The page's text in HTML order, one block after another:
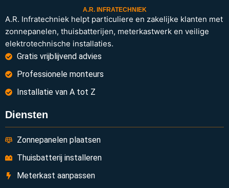
A.R. INFRATECHNIEK
A.R. Infratechniek helpt particuliere en zakelijke klanten met
zonnepanelen, thuisbatterijen, meterkastwerk en veilige
elektrotechnische installaties.
Gratis vrijblijvend advies
Professionele monteurs
Installatie van A tot Z
Diensten
Zonnepanelen plaatsen
Thuisbatterij installeren
Meterkast aanpassen